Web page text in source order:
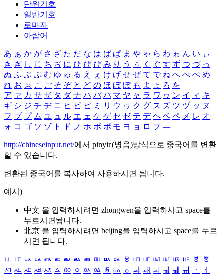
단위기호
일반기호
로마자
아랍어
あ ぁ か が さ ざ た だ な は ば ぱ ま や ゃ ら わ ゎ ん い ぃ
き ぎ し じ ち ぢ に ひ び ぴ み り う ぅ く ぐ す ず つ づ っ
ぬ ふ ぶ ぷ む ゆ ゅ る え ぇ け げ せ ぜ て で ね へ べ ぺ め
れ お ぉ こ ご そ ぞ と ど の ほ ぼ ぽ も よ ょ ろ を
ア ァ カ サ ザ タ ダ ナ ハ バ パ マ ヤ ャ ラ ワ ヮ ン イ ィ キ
ギ シ ジ チ ヂ ニ ヒ ビ ピ ミ リ ウ ゥ ク グ ス ズ ツ ヅ ッ ヌ
フ ブ プ ム ユ ュ ル エ ェ ケ ゲ セ ゼ テ デ ヘ ベ ペ メ レ オ
ォ コ ゴ ソ ゾ ト ド ノ ホ ボ ポ モ ヨ ョ ロ ヲ ―
http://chineseinput.net/에서 pinyin(병음)방식으로 중국어를 변환
할 수 있습니다.
변환된 중국어를 복사하여 사용하시면 됩니다.
예시)
中文 을 입력하시려면 zhongwen을 입력하시고 space를
누르시면됩니다.
北京 을 입력하시려면 beijing을 입력하시고 space를 누르
시면 됩니다.
ㅥ ㅦ ㅧ ㅨ ㅩ ㅪ ㅫ ㅬ ㅭ ㅮ ㅯ ㅰ ㅱ ㅲ ㅳ ㅴ ㅵ ㅶ ㅷ ㅸ
ㅹ
ㅺ ㅻ ㅼ ㅽ ㅾ ㅿ ㆀ ㆁ ㆂ ㆃ ㆄ ㆅ ㆆ ㆇ ㆈ ㆉ ㆊ ㆋ ㆌ ㆍ
ㆎ